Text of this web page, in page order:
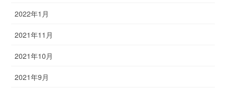
2022年1月
2021年11月
2021年10月
2021年9月